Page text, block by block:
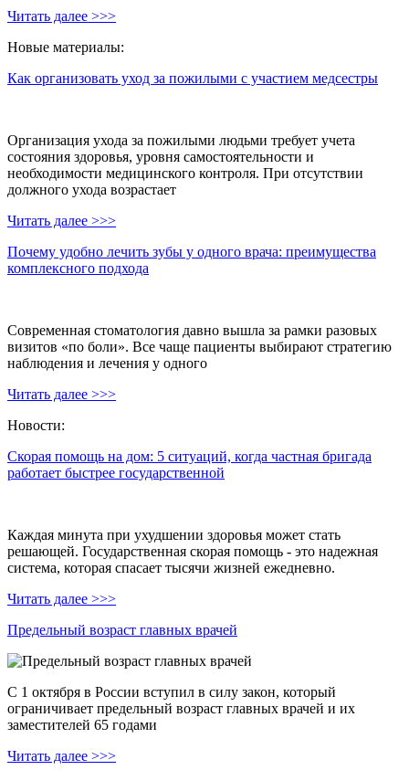
Читать далее >>>
Новые материалы:
Как организовать уход за пожилыми с участием медсестры
Организация ухода за пожилыми людьми требует учета
состояния здоровья, уровня самостоятельности и
необходимости медицинского контроля. При отсутствии
должного ухода возрастает
Читать далее >>>
Почему удобно лечить зубы у одного врача: преимущества
комплексного подхода
Современная стоматология давно вышла за рамки разовых
визитов «по боли». Все чаще пациенты выбирают стратегию
наблюдения и лечения у одного
Читать далее >>>
Новости:
Скорая помощь на дом: 5 ситуаций, когда частная бригада
работает быстрее государственной
Каждая минута при ухудшении здоровья может стать
решающей. Государственная скорая помощь - это надежная
система, которая спасает тысячи жизней ежедневно.
Читать далее >>>
Предельный возраст главных врачей
С 1 октября в России вступил в силу закон, который
ограничивает предельный возраст главных врачей и их
заместителей 65 годами
Читать далее >>>